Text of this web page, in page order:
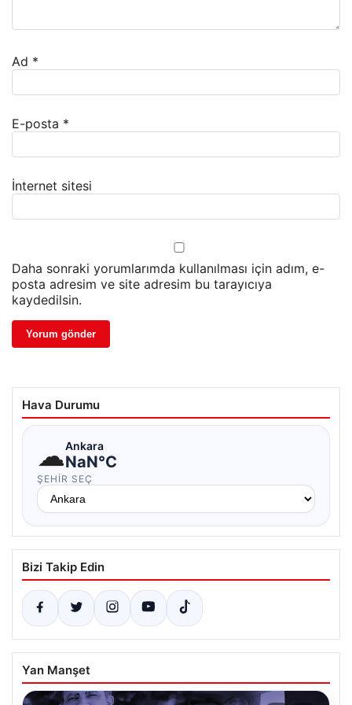
Ad *
E-posta *
İnternet sitesi
Daha sonraki yorumlarımda kullanılması için adım, e-
posta adresim ve site adresim bu tarayıcıya
kaydedilsin.
Hava Durumu
☁Ankara
NaN°C
ŞEHIR SEÇ
Bizi Takip Edin
Yan Manşet